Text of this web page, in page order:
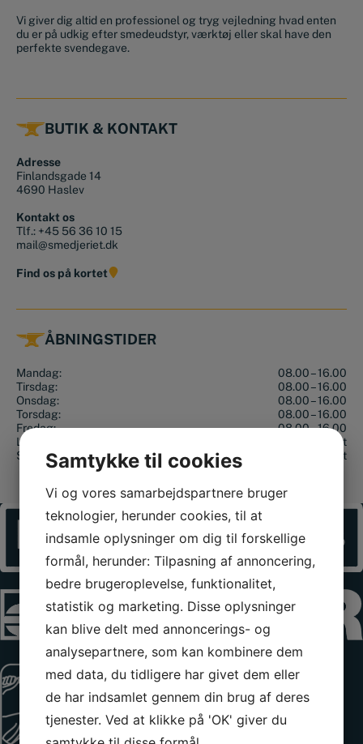
Vi giver dig altid en professionel og tryg vejledning hvad enten
du er på udkig efter smedeudstyr, værktøj eller skal have den
perfekte svendegave.
BUTIK & KONTAKT
Adresse
Finlandsgade 14
4690 Haslev
Kontakt os
Tlf.: +45 56 36 10 15
mail@smedjeriet.dk
Find os på kortet
ÅBNINGSTIDER
Mandag:
08.00 – 16.00
Tirsdag:
08.00 – 16.00
Onsdag:
08.00 – 16.00
Torsdag:
08.00 – 16.00
Fredag:
08.00 – 16.00
Lørdag:
Lukket
Søndag:
Lukket
Samtykke til cookies
Vi og vores samarbejdspartnere bruger
teknologier, herunder cookies, til at
indsamle oplysninger om dig til forskellige
formål, herunder: Tilpasning af annoncering,
bedre brugeroplevelse, funktionalitet,
statistik og marketing. Disse oplysninger
kan blive delt med annoncerings- og
analysepartnere, som kan kombinere dem
med data, du tidligere har givet dem eller
de har indsamlet gennem din brug af deres
tjenester. Ved at klikke på 'OK' giver du